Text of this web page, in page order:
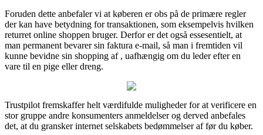
Foruden dette anbefaler vi at køberen er obs på de primære regler
der kan have betydning for transaktionen, som eksempelvis hvilken
returret online shoppen bruger. Derfor er det også essesentielt, at
man permanent bevarer sin faktura e-mail, så man i fremtiden vil
kunne bevidne sin shopping af , uafhængig om du leder efter en
vare til en pige eller dreng.
Trustpilot fremskaffer helt værdifulde muligheder for at verificere en
stor gruppe andre konsumenters anmeldelser og derved anbefales
det, at du gransker internet selskabets bedømmelser af før du køber.